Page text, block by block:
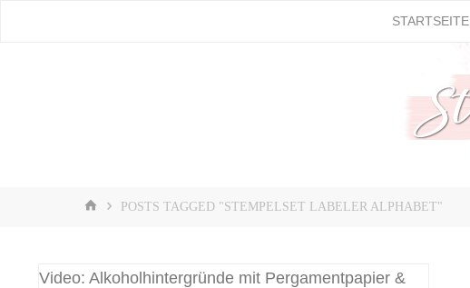
STARTSEITE
HOMEPOSTS TAGGED "STEMPELSET LABELER ALPHABET"
Video: Alkoholhintergründe mit Pergamentpapier &